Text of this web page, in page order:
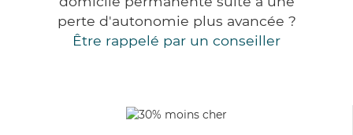
perte d'autonomie plus avancée ?
Être rappelé par un conseiller